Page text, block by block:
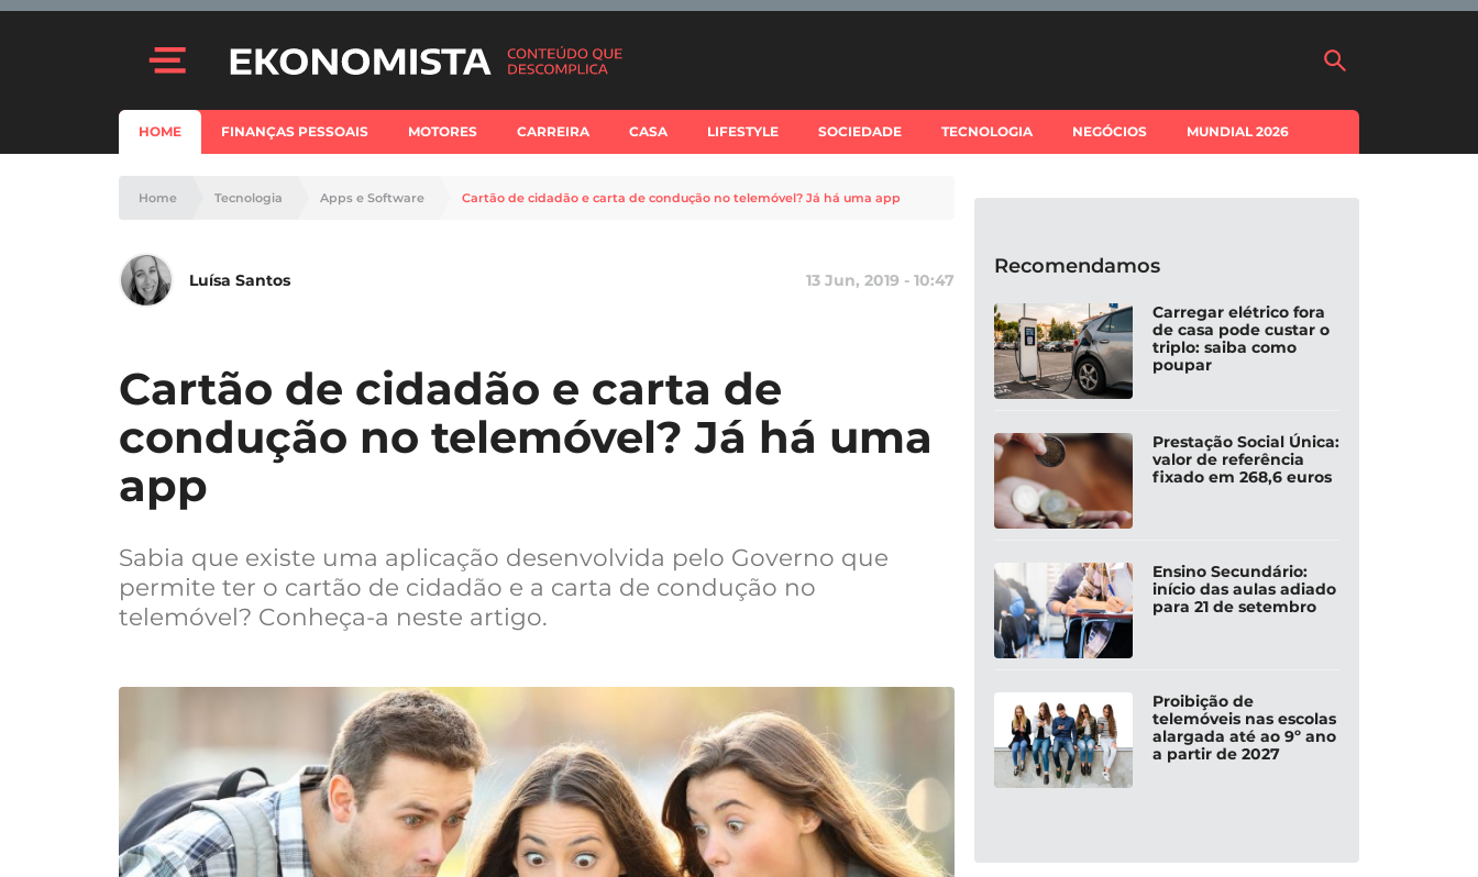
HOME FINANÇAS PESSOAIS MOTORES CARREIRA CASA LIFESTYLE SOCIEDADE TECNOLOGIA NEGÓCIOS MUNDIAL 2026
Home Tecnologia Apps e Software Cartão de cidadão e carta de condução no telemóvel? Já há uma app
Luísa Santos 13 Jun, 2019 - 10:47
Cartão de cidadão e carta de
condução no telemóvel? Já há uma
app
Sabia que existe uma aplicação desenvolvida pelo Governo que
permite ter o cartão de cidadão e a carta de condução no
telemóvel? Conheça-a neste artigo.
Recomendamos
Carregar elétrico fora
de casa pode custar o
triplo: saiba como
poupar
Prestação Social Única:
valor de referência
fixado em 268,6 euros
Ensino Secundário:
início das aulas adiado
para 21 de setembro
Proibição de
telemóveis nas escolas
alargada até ao 9º ano
a partir de 2027